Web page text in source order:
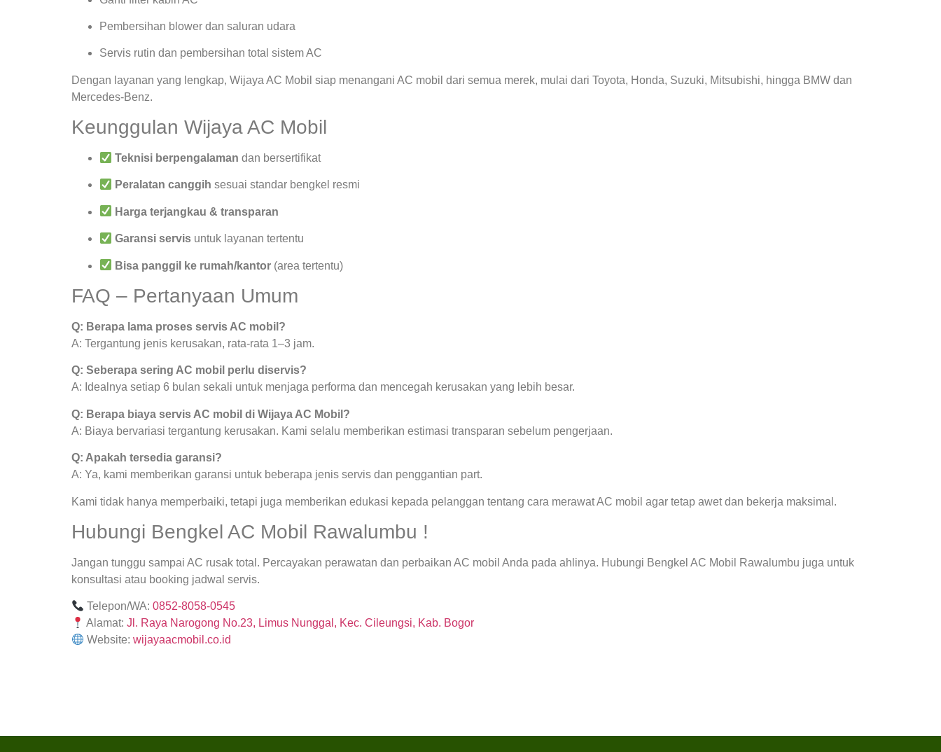
Pembersihan blower dan saluran udara
Servis rutin dan pembersihan total sistem AC
Dengan layanan yang lengkap, Wijaya AC Mobil siap menangani AC mobil dari semua merek, mulai dari Toyota, Honda, Suzuki, Mitsubishi, hingga BMW dan
Mercedes-Benz.
Keunggulan Wijaya AC Mobil
Teknisi berpengalaman dan bersertifikat
Peralatan canggih sesuai standar bengkel resmi
Harga terjangkau & transparan
Garansi servis untuk layanan tertentu
Bisa panggil ke rumah/kantor (area tertentu)
FAQ – Pertanyaan Umum
Q: Berapa lama proses servis AC mobil?
A: Tergantung jenis kerusakan, rata-rata 1–3 jam.
Q: Seberapa sering AC mobil perlu diservis?
A: Idealnya setiap 6 bulan sekali untuk menjaga performa dan mencegah kerusakan yang lebih besar.
Q: Berapa biaya servis AC mobil di Wijaya AC Mobil?
A: Biaya bervariasi tergantung kerusakan. Kami selalu memberikan estimasi transparan sebelum pengerjaan.
Q: Apakah tersedia garansi?
A: Ya, kami memberikan garansi untuk beberapa jenis servis dan penggantian part.
Kami tidak hanya memperbaiki, tetapi juga memberikan edukasi kepada pelanggan tentang cara merawat AC mobil agar tetap awet dan bekerja maksimal.
Hubungi Bengkel AC Mobil Rawalumbu !
Jangan tunggu sampai AC rusak total. Percayakan perawatan dan perbaikan AC mobil Anda pada ahlinya. Hubungi Bengkel AC Mobil Rawalumbu juga untuk
konsultasi atau booking jadwal servis.
Telepon/WA:0852-8058-0545
Alamat:Jl. Raya Narogong No.23, Limus Nunggal, Kec. Cileungsi, Kab. Bogor
Website:wijayaacmobil.co.id